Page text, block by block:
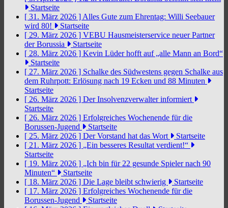
Startseite
[ 31. März 2026 ] Alles Gute zum Ehrentag: Willi Seebauer
wird 80!
Startseite
[ 29. März 2026 ] VEBU Hausmeisterservice neuer Partner
der Borussia
Startseite
[ 28. März 2026 ] Kevin Lüder hofft auf „alle Mann an Bord“
Startseite
[ 27. März 2026 ] Schalke des Südwestens gegen Schalke aus
dem Ruhrpott: Erlösung nach 19 Ecken und 88 Minuten
Startseite
[ 26. März 2026 ] Der Insolvenzverwalter informiert
Startseite
[ 26. März 2026 ] Erfolgreiches Wochenende für die
Borussen-Jugend
Startseite
[ 25. März 2026 ] Der Vorstand hat das Wort
Startseite
[ 21. März 2026 ] „Ein besseres Resultat verdient!“
Startseite
[ 19. März 2026 ] „Ich bin für 22 gesunde Spieler nach 90
Minuten“
Startseite
[ 18. März 2026 ] Die Lage bleibt schwierig
Startseite
[ 17. März 2026 ] Erfolgreiches Wochenende für die
Borussen-Jugend
Startseite